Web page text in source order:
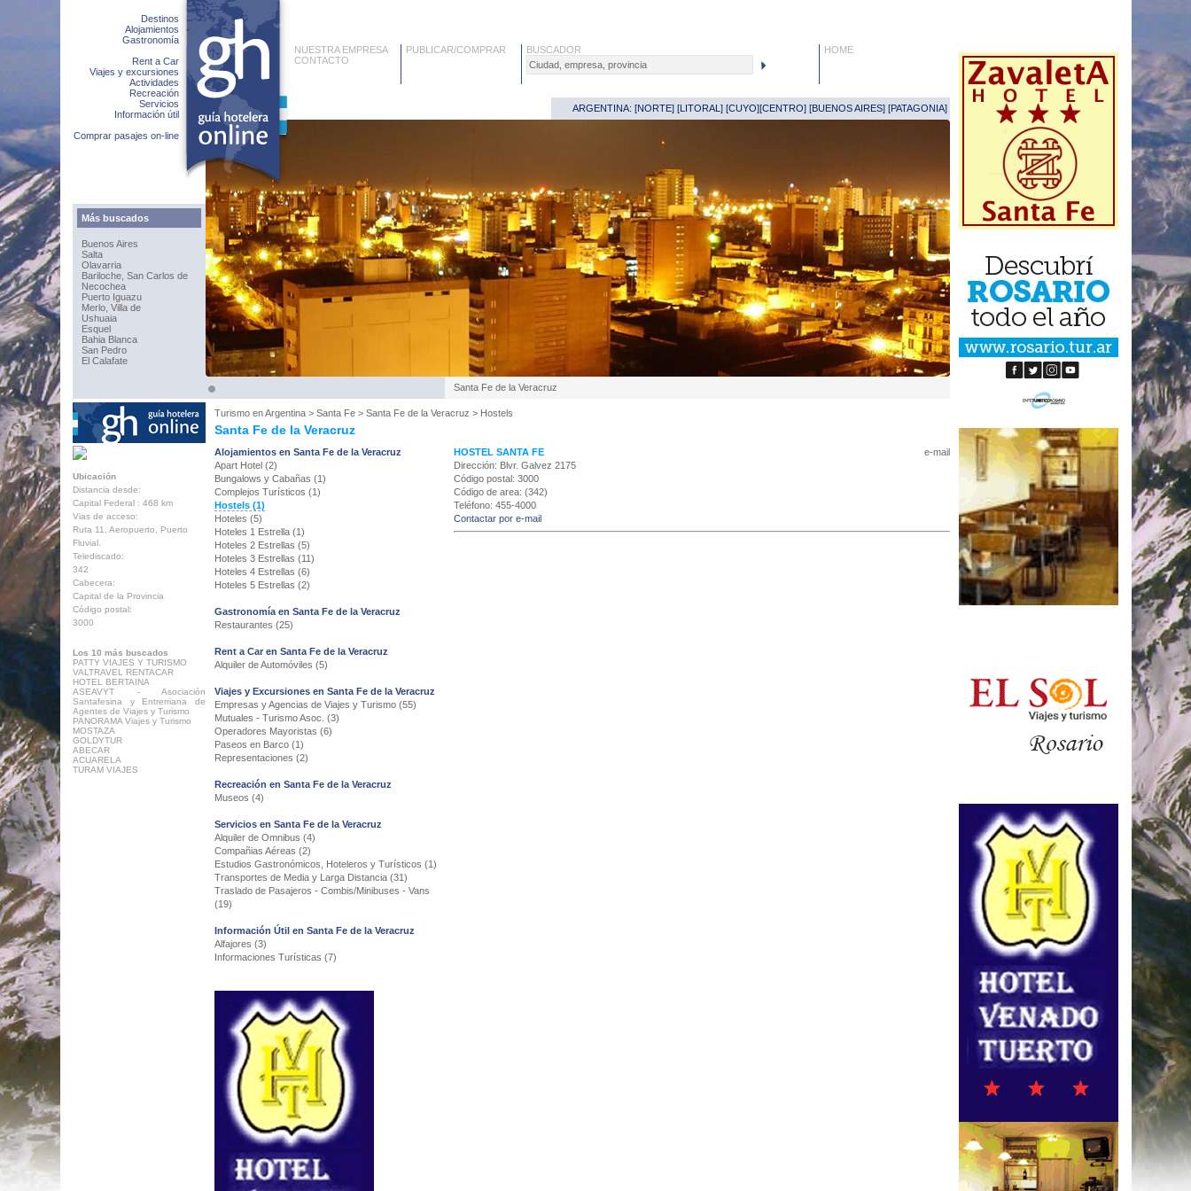
Destinos
Alojamientos
Gastronomía
Rent a Car
Viajes y excursiones
Actividades
Recreación
Servicios
Información útil
Comprar pasajes on-line
Más buscados
Buenos Aires
Salta
Olavarria
Bariloche, San Carlos de
Necochea
Puerto Iguazu
Merlo, Villa de
Ushuaia
Esquel
Bahia Blanca
San Pedro
El Calafate
NUESTRA EMPRESA
CONTACTO
PUBLICAR/COMPRAR BUSCADOR HOME
ARGENTINA: [NORTE] [LITORAL ] [CUYO][CENTRO] [BUENOS AIRES] [PATAGONIA]
Santa Fe de la Veracruz
Turismo enArgentina > Santa Fe > Santa Fe de la Veracruz > Hostels
Santa Fe de la Veracruz
Ubicación
Distancia desde:
Capital Federal : 468 km
Vias de acceso:
Ruta 11, Aeropuerto, Puerto
Fluvial.
Telediscado:
342
Cabecera:
Capital de la Provincia
Código postal:
3000
Los 10 más buscados
PATTY VIAJES Y TURISMO
VALTRAVEL RENTACAR
HOTEL BERTAINA
ASEAVYT - Asociación
Santafesina y Entrerriana de
Agentes de Viajes y Turismo
PANORAMA Viajes y Turismo
MOSTAZA
GOLDYTUR
ABECAR
ACUARELA
TURAM VIAJES
Alojamientos en Santa Fe de la Veracruz
Apart Hotel (2)
Bungalows y Cabañas (1)
Complejos Turísticos (1)
Hostels (1)
Hoteles (5)
Hoteles 1 Estrella (1)
Hoteles 2 Estrellas (5)
Hoteles 3 Estrellas (11)
Hoteles 4 Estrellas (6)
Hoteles 5 Estrellas (2)
Gastronomía en Santa Fe de la Veracruz
Restaurantes (25)
Rent a Car en Santa Fe de la Veracruz
Alquiler de Automóviles (5)
Viajes y Excursiones en Santa Fe de la Veracruz
Empresas y Agencias de Viajes y Turismo (55)
Mutuales - Turismo Asoc. (3)
Operadores Mayoristas (6)
Paseos en Barco (1)
Representaciones (2)
Recreación en Santa Fe de la Veracruz
Museos (4)
Servicios en Santa Fe de la Veracruz
Alquiler de Omnibus (4)
Compañias Aéreas (2)
Estudios Gastronómicos, Hoteleros y Turísticos (1)
Transportes de Media y Larga Distancia (31)
Traslado de Pasajeros - Combis/Minibuses - Vans
(19)
Información Útil en Santa Fe de la Veracruz
Alfajores (3)
Informaciones Turísticas (7)
e-mail
HOSTEL SANTA FE
Dirección: Blvr. Galvez 2175
Código postal: 3000
Código de area: (342)
Teléfono: 455-4000
Contactar por e-mail